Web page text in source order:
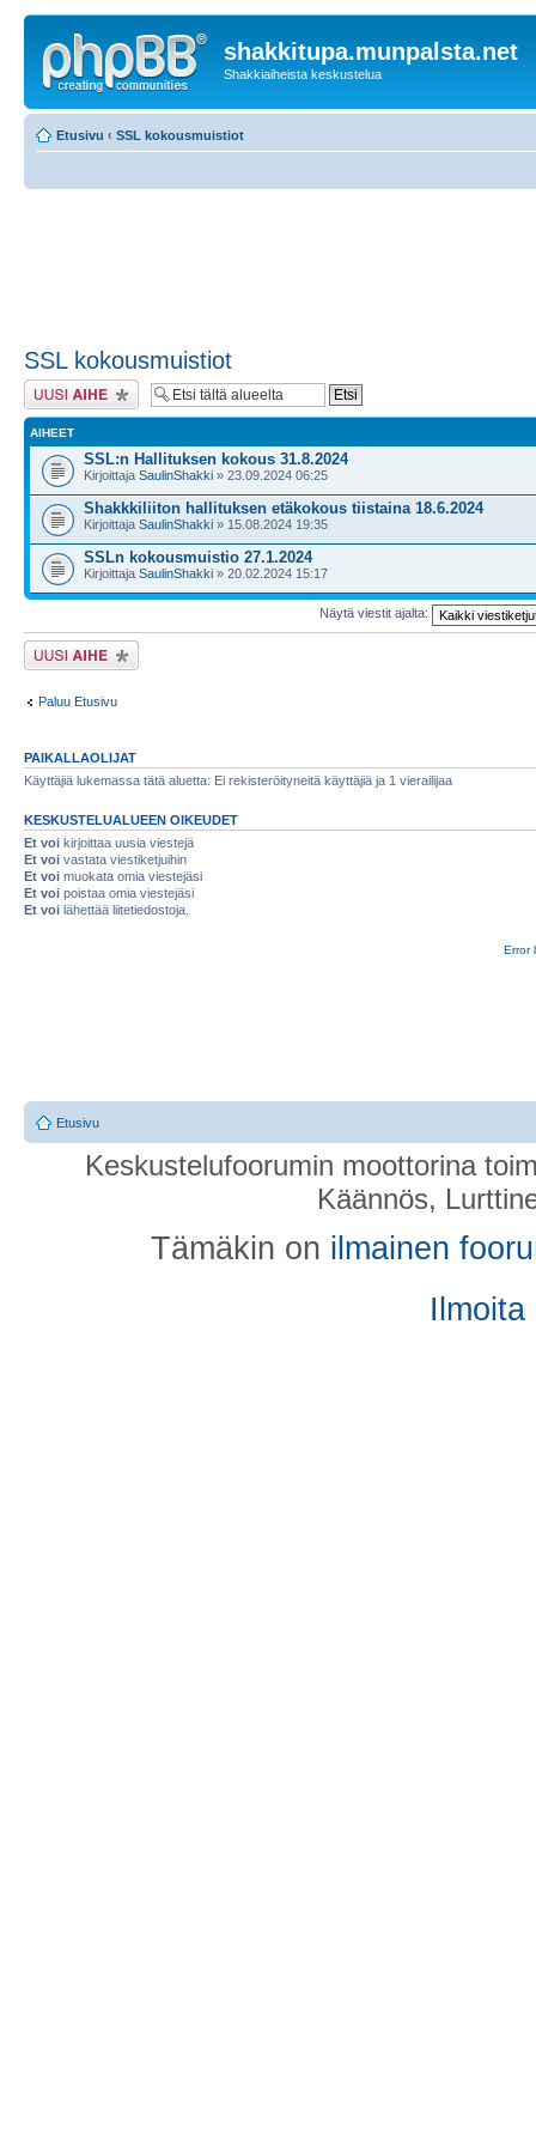
shakkitupa.munpalsta.net
Shakkiaiheista keskustelua
Etusivu ‹ SSL kokousmuistiot
SSL kokousmuistiot
Lähetä uusi viesti
AIHEET
SSL:n Hallituksen kokous 31.8.2024
Kirjoittaja SaulinShakki » 23.09.2024 06:25
Shakkkiliiton hallituksen etäkokous tiistaina 18.6.2024
Kirjoittaja SaulinShakki » 15.08.2024 19:35
SSLn kokousmuistio 27.1.2024
Kirjoittaja SaulinShakki » 20.02.2024 15:17
Näytä viestit ajalta:
Lähetä uusi viesti
Paluu Etusivu
PAIKALLAOLIJAT
Käyttäjiä lukemassa tätä aluetta: Ei rekisteröityneitä käyttäjiä ja 1 vierailijaa
KESKUSTELUALUEEN OIKEUDET
Et voi kirjoittaa uusia viestejä
Et voi vastata viestiketjuihin
Et voi muokata omia viestejäsi
Et voi poistaa omia viestejäsi
Et voi lähettää liitetiedostoja.
Error
Etusivu
Keskustelufoorumin moottorina
Käännös,
Tämäkin on ilmainen